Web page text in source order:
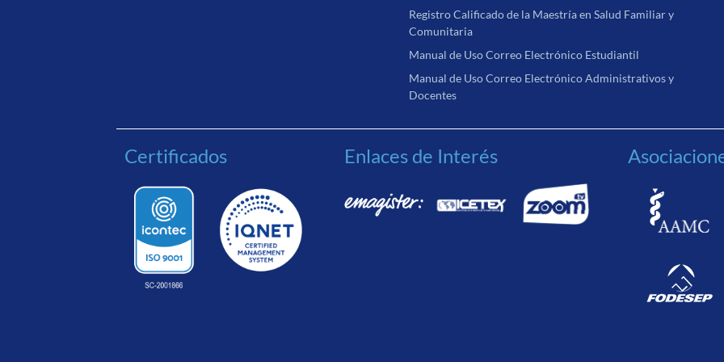
Registro Calificado de la Maestría en Salud Familiar y
Comunitaria
Manual de Uso Correo Electrónico Estudiantil
Manual de Uso Correo Electrónico Administrativos y
Docentes
Certificados Enlaces de Interés